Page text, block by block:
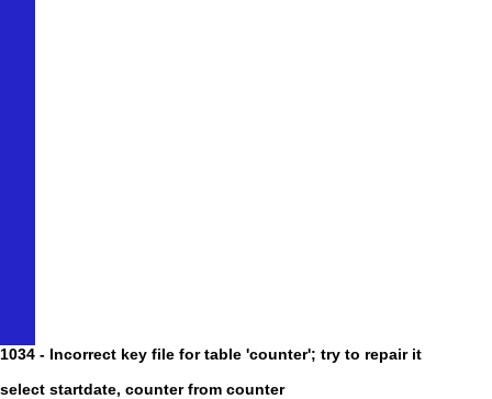
1034 - Incorrect key file for table 'counter'; try to repair it
select startdate, counter from counter